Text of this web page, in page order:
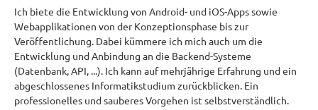
Ich biete die Entwicklung von Android- und iOS-Apps sowie
Webapplikationen von der Konzeptionsphase bis zur
Veröffentlichung. Dabei kümmere ich mich auch um die
Entwicklung und Anbindung an die Backend-Systeme
(Datenbank, API, ...). Ich kann auf mehrjährige Erfahrung und ein
abgeschlossenes Informatikstudium zurückblicken. Ein
professionelles und sauberes Vorgehen ist selbstverständlich.